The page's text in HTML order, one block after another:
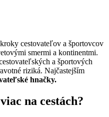
cestovateľov a športovcov
smermi a kontinentmi.
a športových
riziká. Najčastejším
hnačky.
na cestách?